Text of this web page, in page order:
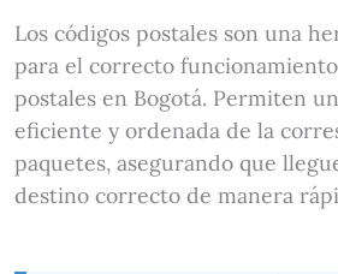
Los códigos postales son una
para el correcto
postales en Bogotá. Permiten
eficiente y ordenada de la
paquetes, asegurando que
destino correcto de manera